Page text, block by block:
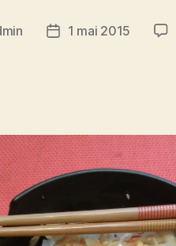
Date1 mai 2015